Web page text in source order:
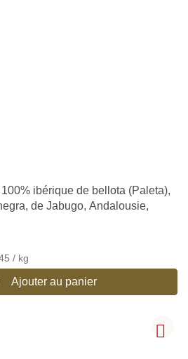
ibérique de bellota (Paleta),
de Jabugo, Andalousie,
€ 35,45 / kg
Ajouter au panier